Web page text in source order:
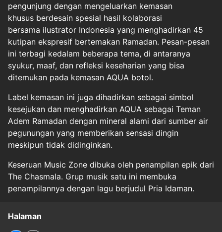
pengunjung dengan mengeluarkan kemasan
khusus berdesain spesial hasil kolaborasi
bersama ilustrator Indonesia yang menghadirkan 45
kutipan ekspresif bertemakan Ramadan. Pesan-pesan
ini terbagi kedalam beberapa tema, di antaranya
syukur, maaf, dan refleksi keseharian yang bisa
ditemukan pada kemasan AQUA botol.
Label kemasan ini juga dihadirkan sebagai simbol
kesejukan dan menghadirkan AQUA sebagai Teman
Adem Ramadan dengan mineral alami dari sumber air
pegunungan yang memberikan sensasi dingin
meskipun tidak didinginkan.
Keseruan Music Zone dibuka oleh penampilan epik dari
The Chasmala. Grup musik satu ini membuka
penampilannya dengan lagu berjudul Pria Idaman.
Halaman